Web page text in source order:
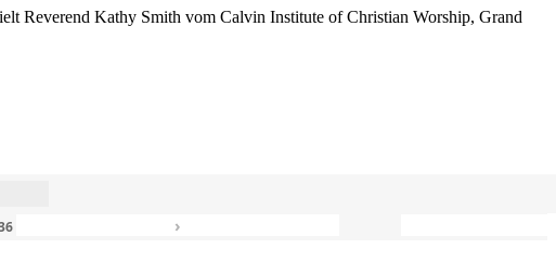
Reverend Kathy Smith vom Calvin Institute of Christian Worship, Grand
›